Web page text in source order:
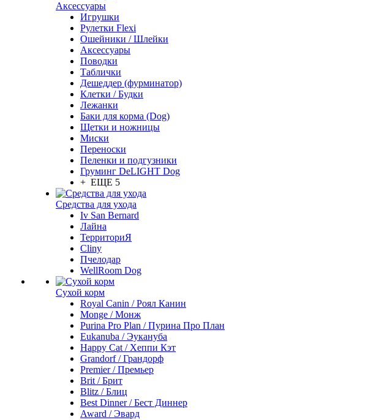
Аксессуары
Игрушки
Рулетки Flexi
Ошейники / Шлейки
Аксессуары
Поводки
Таблички
Дешеддер (фурминатор)
Клетки / Будки
Лежанки
Баки для корма (Dog)
Щетки и ножницы
Миски
Переноски
Пеленки и подгузники
Груминг DeLIGHT Dog
+ ЕЩЕ 5
Средства для ухода
Iv San Bernard
Лайна
ТерриториЯ
Cliny
Пчелодар
WellRoom Dog
Сухой корм
Royal Canin / Роял Канин
Monge / Монж
Purina Pro Plan / Пурина Про План
Eukanuba / Эукануба
Happy Cat / Хеппи Кэт
Grandorf / Грандорф
Premier / Премьер
Brit / Брит
Blitz / Блиц
Best Dinner / Бест Диннер
Award / Эвард